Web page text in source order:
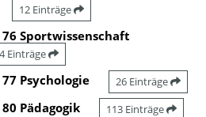
12 Einträge
76 Sportwissenschaft
Einträge
77 Psychologie 26 Einträge
80 Pädagogik 113 Einträge